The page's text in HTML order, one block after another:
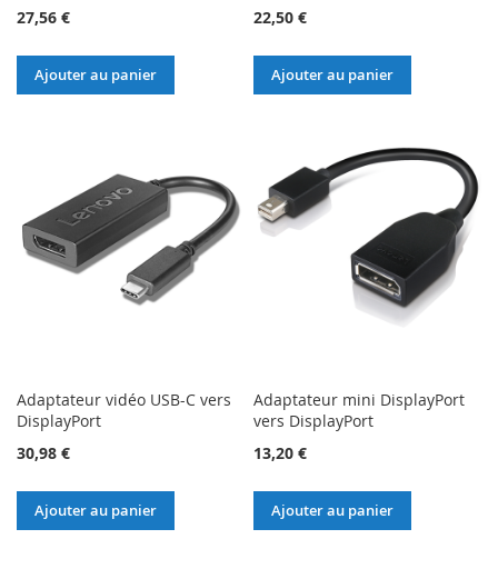
27,56 €
Ajouter au panier
22,50 €
Ajouter au panier
Adaptateur vidéo USB-C vers
DisplayPort
30,98 €
Ajouter au panier
Adaptateur mini DisplayPort
vers DisplayPort
13,20 €
Ajouter au panier